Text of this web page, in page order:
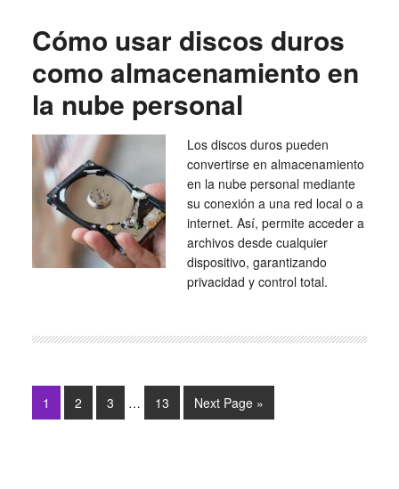
Cómo usar discos duros
como almacenamiento en
la nube personal
Los discos duros pueden
convertirse en almacenamiento
en la nube personal mediante
su conexión a una red local o a
internet. Así, permite acceder a
archivos desde cualquier
dispositivo, garantizando
privacidad y control total.
1 2 3 … 13 Next Page »